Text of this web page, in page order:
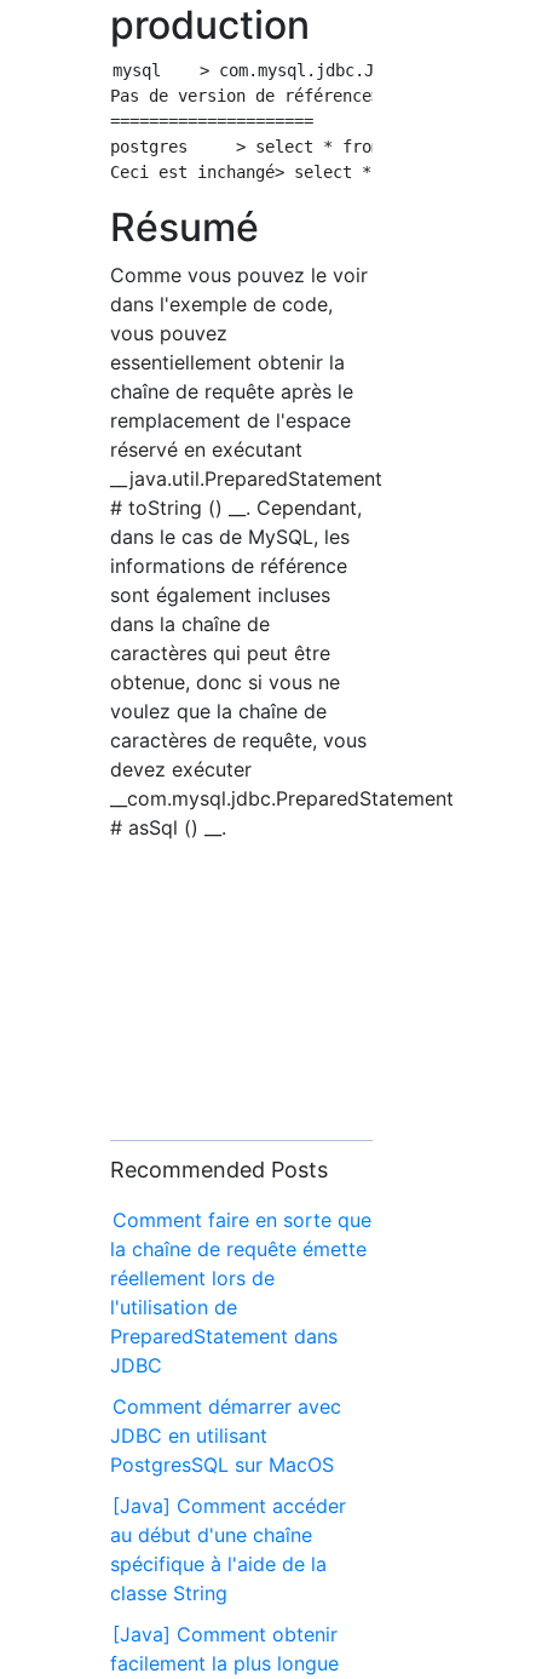
production
mysql    >
Pas de version de référence> select * from
=====================
postgres     > select * from ACCOUNT where
Résumé
Comme vous pouvez le voir
dans l'exemple de code,
vous pouvez
essentiellement obtenir la
chaîne de requête après le
remplacement de l'espace
réservé en exécutant
__java.util.PreparedStatement
# toString () __. Cependant,
dans le cas de MySQL, les
informations de référence
sont également incluses
dans la chaîne de
caractères qui peut être
obtenue, donc si vous ne
voulez que la chaîne de
caractères de requête, vous
devez exécuter
__com.mysql.jdbc.PreparedStatement
# asSql () __.
Recommended Posts
Comment faire en sorte que
la chaîne de requête émette
réellement lors de
l'utilisation de
PreparedStatement dans
JDBC
Comment démarrer avec
JDBC en utilisant
PostgresSQL sur MacOS
[Java] Comment accéder
au début d'une chaîne
spécifique à l'aide de la
classe String
[Java] Comment obtenir
facilement la plus longue